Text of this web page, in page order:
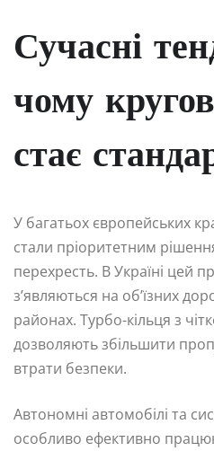
Сучасні
чому
стає
У багатьох європейських
стали пріоритетним
перехресть. В Україні цей
з’являються на об’їзних
районах. Турбо-кільця з
дозволяють збільшити
втрати безпеки.
Автономні автомобілі та
особливо ефективно